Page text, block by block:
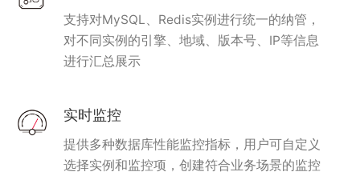
支持对MySQL、Redis实例进行统一的纳管，
对不同实例的引擎、地域、版本号、IP等信息
进行汇总展示
实时监控
提供多种数据库性能监控指标，用户可自定义
选择实例和监控项，创建符合业务场景的监控